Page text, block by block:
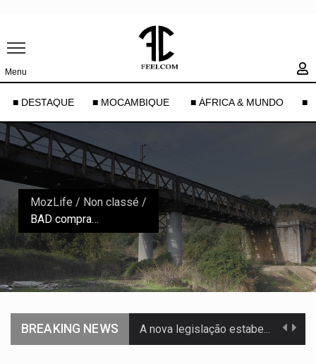
Menu
■ DESTAQUE ■ MOCAMBIQUE ■ ÁFRICA & MUNDO ■
MozLife / Non classé /
BAD compra 26 pontes para Moçambique após cheias e ciclones
BREAKING NEWS A nova legislação estabelece um prazo de 180 dias para…